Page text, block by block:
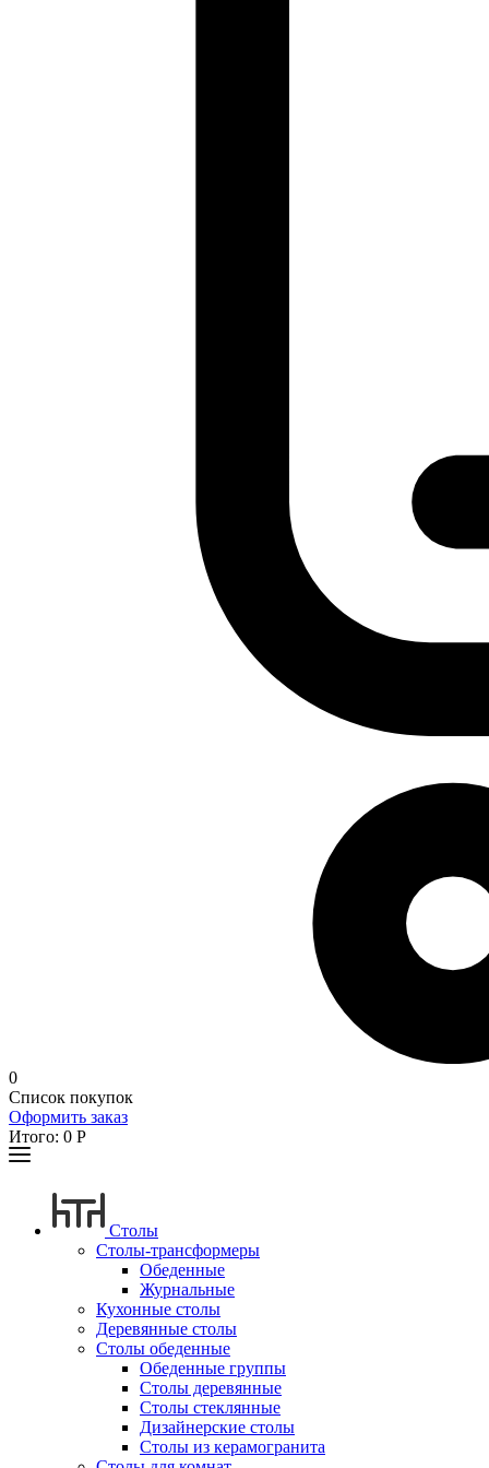
0
Список покупок
Оформить заказ
Итого: 0 Р
Столы
Столы-трансформеры
Обеденные
Журнальные
Кухонные столы
Деревянные столы
Столы обеденные
Обеденные группы
Столы деревянные
Столы стеклянные
Дизайнерские столы
Столы из керамогранита